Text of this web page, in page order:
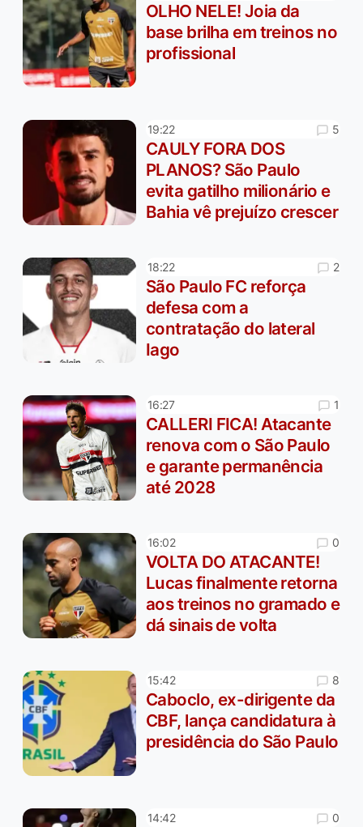
OLHO NELE! Joia da
base brilha em treinos no
profissional
19:22 5
CAULY FORA DOS
PLANOS? São Paulo
evita gatilho milionário e
Bahia vê prejuízo crescer
18:22 2
São Paulo FC reforça
defesa com a
contratação do lateral
Iago
16:27 1
CALLERI FICA! Atacante
renova com o São Paulo
e garante permanência
até 2028
16:02 0
VOLTA DO ATACANTE!
Lucas finalmente retorna
aos treinos no gramado e
dá sinais de volta
15:42 8
Caboclo, ex-dirigente da
CBF, lança candidatura à
presidência do São Paulo
14:42 0